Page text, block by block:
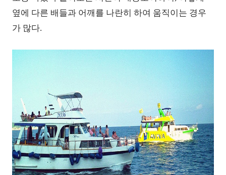
옆에 다른 배들과 어깨를 나란히 하여 움직이는 경우
가 많다.